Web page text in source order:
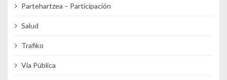
Partehartzea – Participación
Salud
Trafiko
Vía Pública